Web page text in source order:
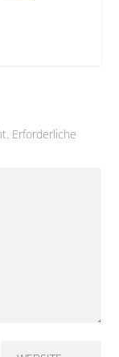
Erforderliche